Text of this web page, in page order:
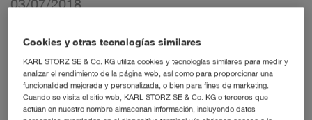
03/07/2018
Cookies y otras tecnologías similares
KARL STORZ SE & Co. KG utiliza cookies y tecnologías similares para medir y
analizar el rendimiento de la página web, así como para proporcionar una
funcionalidad mejorada y personalizada, o bien para fines de marketing.
Cuando se visita el sitio web, KARL STORZ SE & Co. KG o terceros que
actúan en nuestro nombre almacenan información, incluyendo datos